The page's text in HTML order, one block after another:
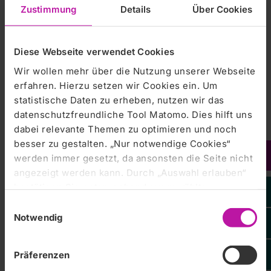
Zustimmung Details Über Cookies
Diese Webseite verwendet Cookies
Wir wollen mehr über die Nutzung unserer Webseite
erfahren. Hierzu setzen wir Cookies ein. Um
statistische Daten zu erheben, nutzen wir das
datenschutzfreundliche Tool Matomo. Dies hilft uns
dabei relevante Themen zu optimieren und noch
besser zu gestalten. „Nur notwendige Cookies“
werden immer gesetzt, da ansonsten die Seite nicht
angezeigt werden kann. Durch „Auswahl erlauben“
bestätigen Sie entsprechend ausgewählte
erlauben Sie alle eingesetzten Cookies. Sie können
Ihre
Einstellungen anpassen. Weitere Informationen
finden Sie auch in unserer
Datenschutzerklärung
Notwendig
Präferenzen
Chefarzt des Interdisziplinären Notfallzentrums der
Zentralklinik Bad Berka |06.02.2023
Vortragsreihe im Coudray-Haus mit
Chefärzten der Zentralklinik
Bad Berka, 06. Februar 2023 --- Die Zentralklinik und die
Stadt Bad Berka bieten in diesem Jahr eine Vortragsreihe
zu fünf Gesundheitsthemen. Den Auftakt bestreitet am 9.
Februar der Chefarzt der Klinik für Nephrologie…
Zentralklinik Bad Berka |27.01.2023
Einziger Thüringer Fortbildungsstandort
Junge Kardiologie 2023
Bad Berka, 27. Januar 2023 --- Die Klinik für Kardiologie
des Herzzentrums der Zentralklinik wurde als